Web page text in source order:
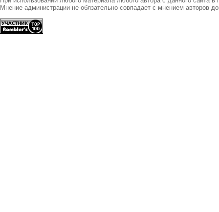
Мнение администрации не обязательно совпадает с мнением авторов